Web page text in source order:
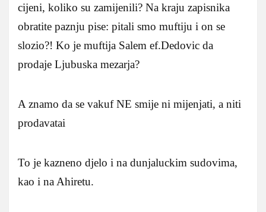
cijeni, koliko su zamijenili? Na kraju zapisnika
obratite paznju pise: pitali smo muftiju i on se
slozio?! Ko je muftija Salem ef.Dedovic da
prodaje Ljubuska mezarja?
A znamo da se vakuf NE smije ni mijenjati, a niti
prodavatai
To je kazneno djelo i na dunjaluckim sudovima,
kao i na Ahiretu.